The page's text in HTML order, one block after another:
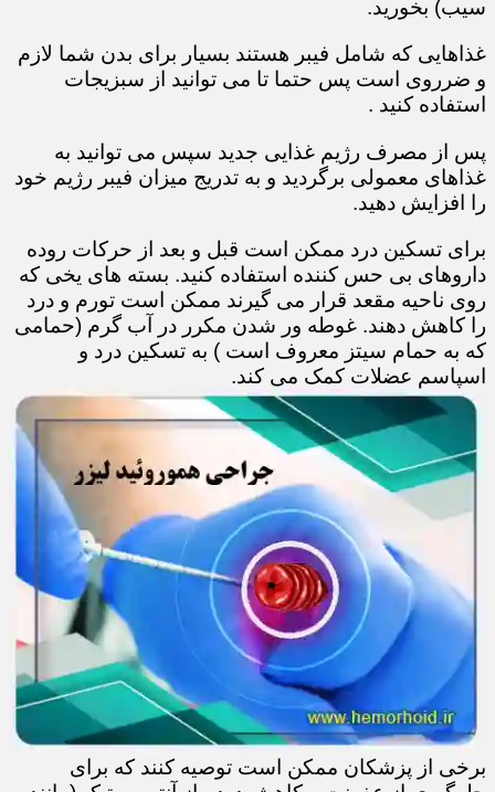
سیب) بخورید.
غذاهایی که شامل فیبر هستند بسیار برای بدن شما لازم
و ضرروی است پس حتما تا می توانید از سبزیجات
استفاده کنید .
پس از مصرف رژیم غذایی جدید سپس می توانید به
غذاهای معمولی برگردید و به تدریج میزان فیبر رژیم خود
را افزایش دهید.
برای تسکین درد ممکن است قبل و بعد از حرکات روده
داروهای بی حس کننده استفاده کنید. بسته های یخی که
روی ناحیه مقعد قرار می گیرند ممکن است تورم و درد
را کاهش دهند. غوطه ور شدن مکرر در آب گرم (حمامی
که به حمام سیتز معروف است ) به تسکین درد و
اسپاسم عضلات کمک می کند.
برخی از پزشکان ممکن است توصیه کنند که برای